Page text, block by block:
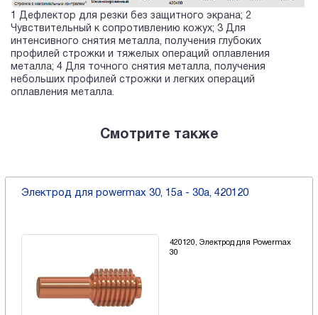
1 Дефлектор для резки без защитного экрана; 2
Чувствительный к сопротивлению кожух; 3 Для
интенсивного снятия металла, получения глубоких
профилей строжки и тяжелых операций оплавления
металла; 4 Для точного снятия металла, получения
небольших профилей строжки и легких операций
оплавления металла.
Смотрите также
Электрод для powermax 30, 15a - 30a, 420120
420120, Электрод для Powermax
30